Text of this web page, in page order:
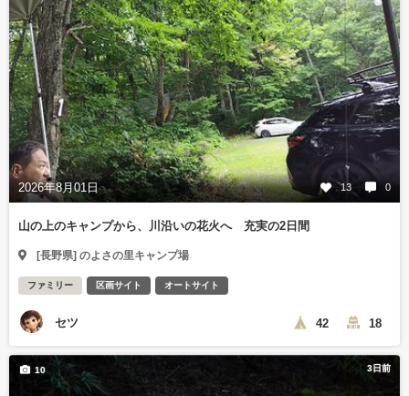
2026年8月01日 13 0
山の上のキャンプから、川沿いの花火へ 充実の2日間
[長野県] のよさの里キャンプ場
ファミリー 区画サイト オートサイト
セツ 42 18
3日前
10